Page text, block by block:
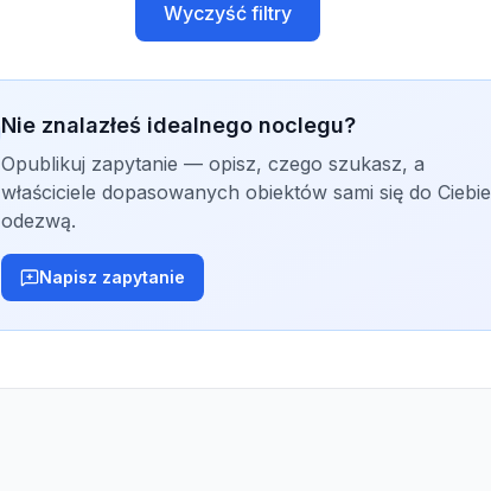
Wyczyść filtry
Nie znalazłeś idealnego noclegu?
Opublikuj zapytanie — opisz, czego szukasz, a
właściciele dopasowanych obiektów sami się do Ciebie
odezwą.
Napisz zapytanie